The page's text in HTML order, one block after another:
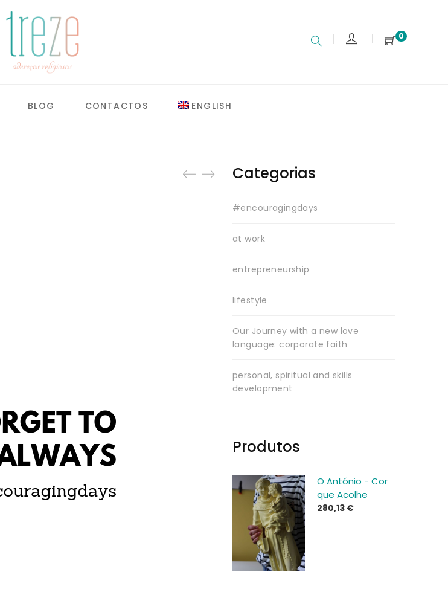
0
BLOG CONTACTOS ENGLISH
Categorias
#encouragingdays
at work
entrepreneurship
lifestyle
Our Journey with a new love
language: corporate faith
personal, spiritual and skills
development
Produtos
O António - Cor
que Acolhe
280,13 €